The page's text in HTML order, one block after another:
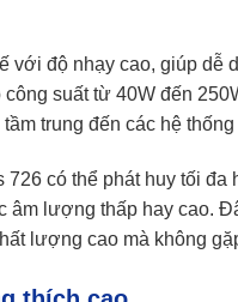
với độ nhạy cao, giúp dễ
suất từ 40W đến
trung đến các hệ thống
có thể phát huy tối đa
âm lượng thấp hay cao.
lượng cao mà không